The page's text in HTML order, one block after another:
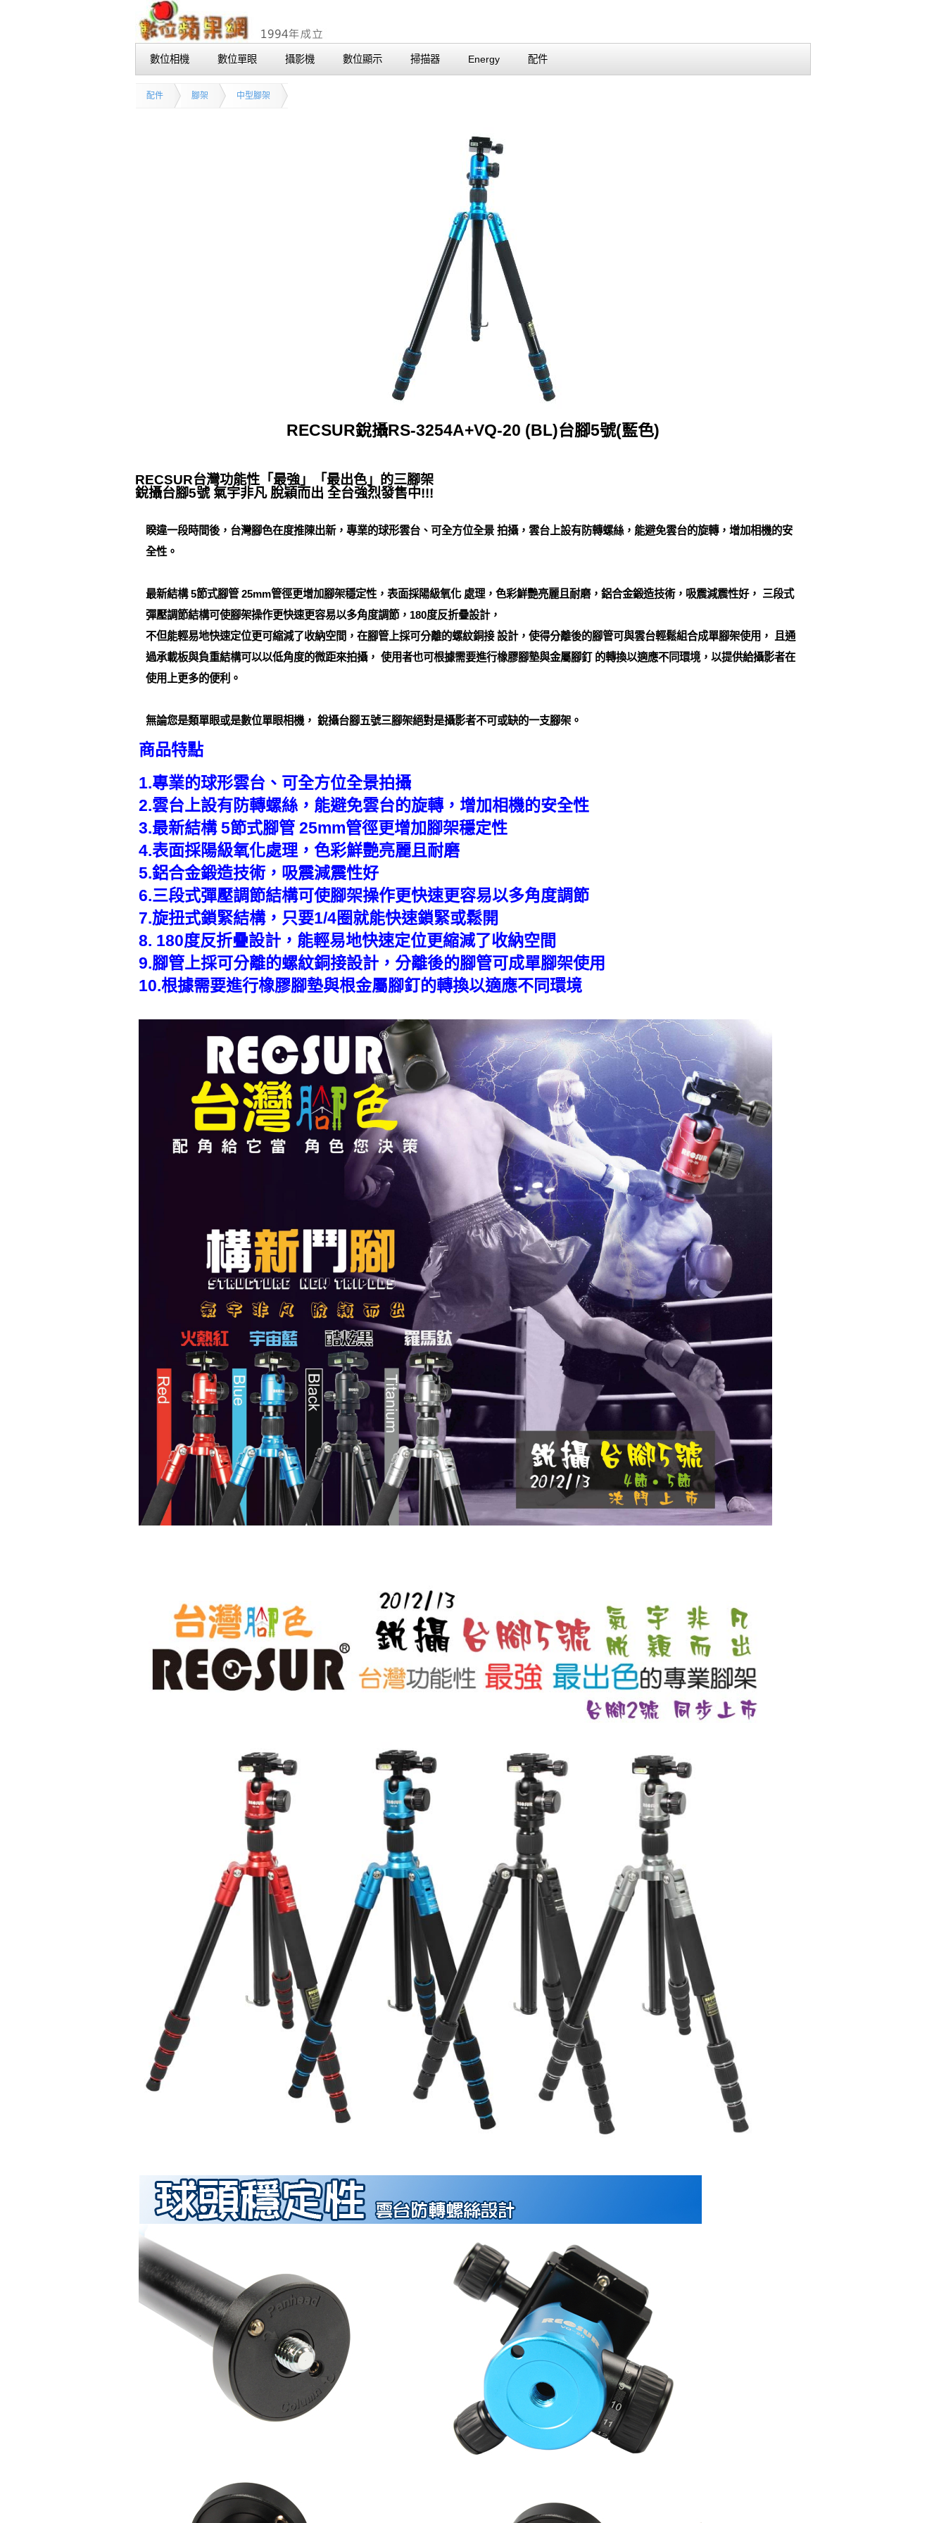
數位相機 數位單眼 攝影機 數位顯示 掃描器 Energy 配件
配件 腳架 中型腳架
RECSUR銳攝RS-3254A+VQ-20 (BL)台腳5號(藍色)
RECSUR台灣功能性「最強」「最出色」的三腳架
銳攝台腳5號 氣宇非凡 脫穎而出 全台強烈發售中!!!
睽違一段時間後，台灣腳色在度推陳出新，專業的球形雲台、可全方位全景 拍攝，雲台上設有防轉螺絲，能避免雲台的旋轉，增加相機的安
全性。
最新結構 5節式腳管 25mm管徑更增加腳架穩定性，表面採陽級氧化 處理，色彩鮮艷亮麗且耐磨，鋁合金鍛造技術，吸震減震性好， 三段式
彈壓調節結構可使腳架操作更快速更容易以多角度調節，180度反折疊設計，
不但能輕易地快速定位更可縮減了收納空間，在腳管上採可分離的螺紋銅接 設計，使得分離後的腳管可與雲台輕鬆組合成單腳架使用， 且通
過承載板與負重結構可以以低角度的微距來拍攝， 使用者也可根據需要進行橡膠腳墊與金屬腳釘 的轉換以適應不同環境，以提供給攝影者在
使用上更多的便利。
無論您是類單眼或是數位單眼相機， 銳攝台腳五號三腳架絕對是攝影者不可或缺的一支腳架。
商品特點
1.專業的球形雲台、可全方位全景拍攝
2.雲台上設有防轉螺絲，能避免雲台的旋轉，增加相機的安全性
3.最新結構 5節式腳管 25mm管徑更增加腳架穩定性
4.表面採陽級氧化處理，色彩鮮艷亮麗且耐磨
5.鋁合金鍛造技術，吸震減震性好
6.三段式彈壓調節結構可使腳架操作更快速更容易以多角度調節
7.旋扭式鎖緊結構，只要1/4圈就能快速鎖緊或鬆開
8. 180度反折疊設計，能輕易地快速定位更縮減了收納空間
9.腳管上採可分離的螺紋銅接設計，分離後的腳管可成單腳架使用
10.根據需要進行橡膠腳墊與根金屬腳釘的轉換以適應不同環境